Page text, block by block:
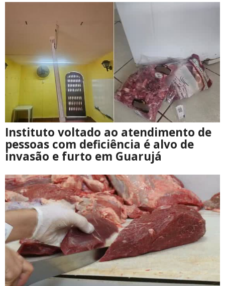
Instituto voltado ao atendimento de
pessoas com deficiência é alvo de
invasão e furto em Guarujá